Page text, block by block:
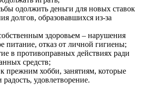
одолжить деньги для новых ставок
долгов, образовавшихся из-за
здоровьем – нарушения
питание, отказ от личной гигиены;
в противоправных действиях ради
средств;
к прежним хобби, занятиям, которые
удовлетворение.